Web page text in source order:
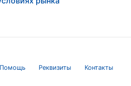
Помощь Реквизиты Контакты